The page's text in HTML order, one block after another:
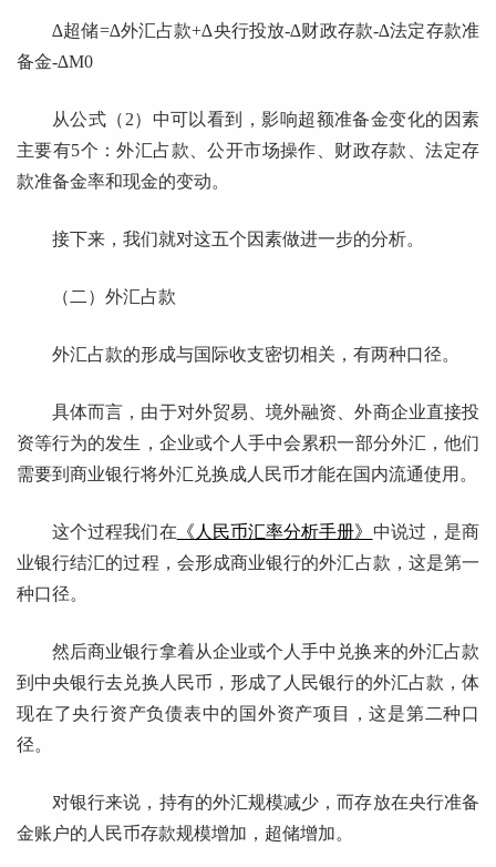
∆超储=∆外汇占款+∆央行投放-∆财政存款-∆法定存款准
备金-∆M0
从公式（2）中可以看到，影响超额准备金变化的因素
主要有5个：外汇占款、公开市场操作、财政存款、法定存
款准备金率和现金的变动。
接下来，我们就对这五个因素做进一步的分析。
（二）外汇占款
外汇占款的形成与国际收支密切相关，有两种口径。
具体而言，由于对外贸易、境外融资、外商企业直接投
资等行为的发生，企业或个人手中会累积一部分外汇，他们
需要到商业银行将外汇兑换成人民币才能在国内流通使用。
这个过程我们在 《人民币汇率分析手册》 中说过，是商
业银行结汇的过程，会形成商业银行的外汇占款，这是第一
种口径。
然后商业银行拿着从企业或个人手中兑换来的外汇占款
到中央银行去兑换人民币，形成了人民银行的外汇占款，体
现在了央行资产负债表中的国外资产项目，这是第二种口
径。
对银行来说，持有的外汇规模减少，而存放在央行准备
金账户的人民币存款规模增加，超储增加。